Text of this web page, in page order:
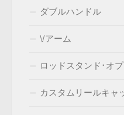
ダブルハンドル
Vアーム
ロッドスタンド･オ
カスタムリールキャ